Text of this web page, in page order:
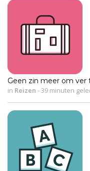
Geen zin meer om ver
in Reizen -39 minuten